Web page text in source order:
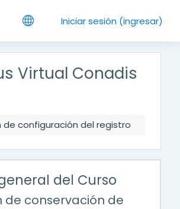
Iniciar sesión (ingresar)
Virtual Conadis
de configuración del registro
del Curso
de conservación de